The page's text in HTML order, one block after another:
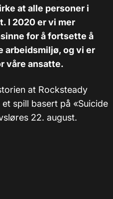
at alle personer i
I 2020 er vi mer
for å fortsette å
arbeidsmiljø, og vi er
våre ansatte.
at Rocksteady
spill basert på «Suicide
22. august.